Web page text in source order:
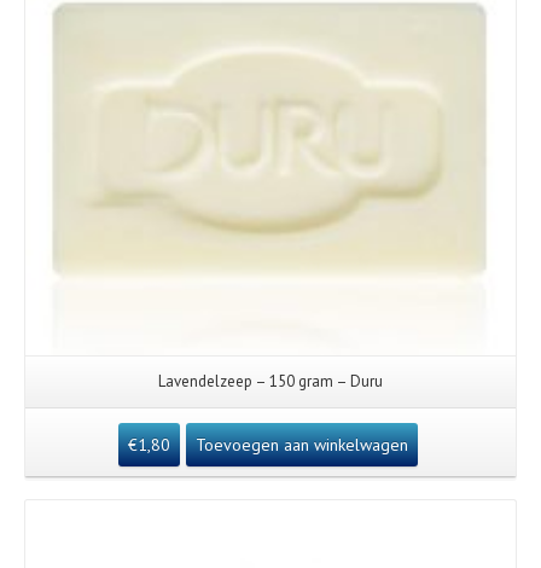
Lavendelzeep – 150 gram – Duru
€1,80 Toevoegen aan winkelwagen